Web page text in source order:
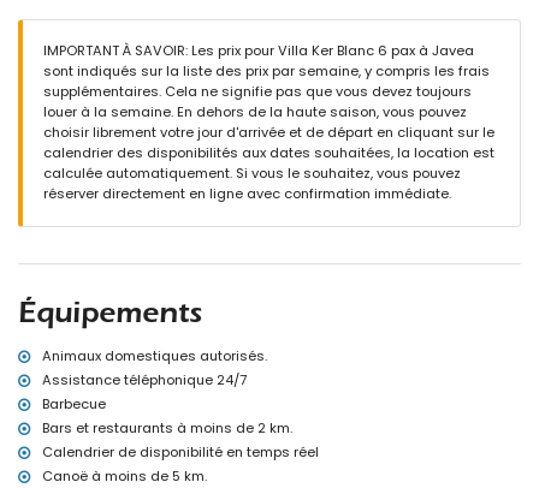
jardin avec pelouse, gravier, arbres et mobilier de jardin avec
transats
3 terrasses, dont 2 couvertes
barbecue
coin salon extérieur et espace repas extérieur
Informations supplémentaires
ville la plus proche : Jávea (à moins de 4 kilomètres de la villa)
rivière ou rive la plus proche : Méditerranée, Jávea (à moins de 5
plage la plus proche : La Grava, Jávea (à moins de 5 kilomètres de
parc le plus proche : Montgó, Jávea (à moins de 3 kilomètres de la
villa)
aéroport le plus proche : Alicante (à moins de 100 kilomètres de la
villa)
L'hébergement est très adapté aux familles avec enfants
Équipements et services inclus dans le prix de location de la villa
IMPORTANT À SAVOIR: Les prix pour Villa Ker Blanc 6 pax à Javea
sont indiqués sur la liste des prix par semaine, y compris les frais
supplémentaires. Cela ne signifie pas que vous devez toujours
louer à la semaine. En dehors de la haute saison, vous pouvez
choisir librement votre jour d'arrivée et de départ en cliquant sur le
calendrier des disponibilités aux dates souhaitées, la location est
calculée automatiquement. Si vous le souhaitez, vous pouvez
réserver directement en ligne avec confirmation immédiate.
Équipements
Animaux domestiques autorisés.
Assistance téléphonique 24/7
Barbecue
Bars et restaurants à moins de 2 km.
Calendrier de disponibilité en temps réel
Canoë à moins de 5 km.